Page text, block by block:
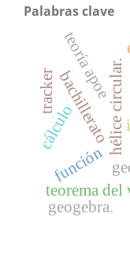
Palabras clave
hélice circular.
teorema del
bachillerato
función
cálculo
teoría apoe
geogebra.
tracker